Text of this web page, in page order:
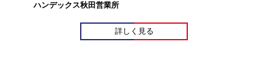
ハンデックス秋田営業所
詳しく見る